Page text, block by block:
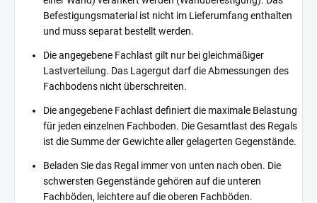
Befestigungsmaterial ist nicht im Lieferumfang enthalten
und muss separat bestellt werden.
Die angegebene Fachlast gilt nur bei gleichmäßiger
Lastverteilung. Das Lagergut darf die Abmessungen des
Fachbodens nicht überschreiten.
Die angegebene Fachlast definiert die maximale Belastung
für jeden einzelnen Fachboden. Die Gesamtlast des Regals
ist die Summe der Gewichte aller gelagerten Gegenstände.
Beladen Sie das Regal immer von unten nach oben. Die
schwersten Gegenstände gehören auf die unteren
Fachböden, leichtere auf die oberen Fachböden.